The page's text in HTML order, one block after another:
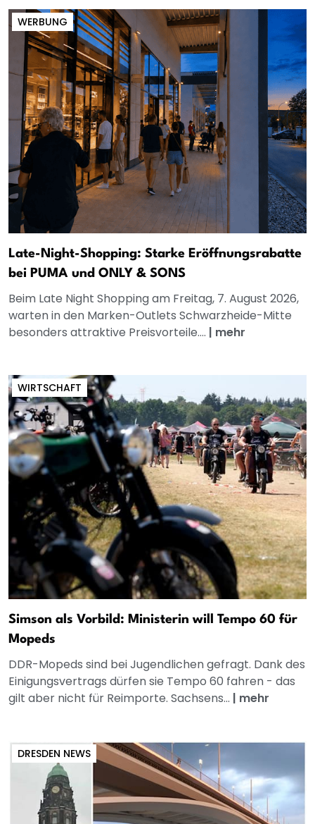
WERBUNG
Late-Night-Shopping: Starke Eröffnungsrabatte
bei PUMA und ONLY & SONS
Beim Late Night Shopping am Freitag, 7. August 2026,
warten in den Marken-Outlets Schwarzheide-Mitte
besonders attraktive Preisvorteile.... | mehr
WIRTSCHAFT
Simson als Vorbild: Ministerin will Tempo 60 für
Mopeds
DDR-Mopeds sind bei Jugendlichen gefragt. Dank des
Einigungsvertrags dürfen sie Tempo 60 fahren - das
gilt aber nicht für Reimporte. Sachsens... | mehr
DRESDEN NEWS